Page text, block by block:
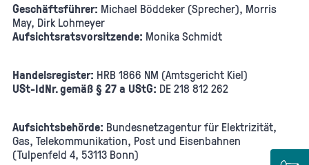
Geschäftsführer: Michael Böddeker (Sprecher), Morris
May, Dirk Lohmeyer
Aufsichtsratsvorsitzende: Monika Schmidt
Handelsregister: HRB 1866 NM (Amtsgericht Kiel)
USt-IdNr. gemäß § 27 a UStG: DE 218 812 262
Aufsichtsbehörde: Bundesnetzagentur für Elektrizität,
Gas, Telekommunikation, Post und Eisenbahnen
(Tulpenfeld 4, 53113 Bonn)